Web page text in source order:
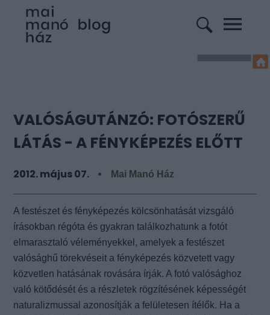
VALÓSÁGUTÁNZÓ: FOTÓSZERŰ
LÁTÁS - A FÉNYKÉPEZÉS ELŐTT
2012. május 07. Mai Manó Ház
A festészet és fényképezés kölcsönhatását vizsgáló
írásokban régóta és gyakran találkozhatunk afotót
elmarasztaló véleményekkel, amelyek a festészet
valósághű törekvéseit a fényképezés közvetettvagy
közvetlen hatásának rovására írják. A fotó valósághoz
való kötődését és a részletek rögzítésének képességét
naturalizmussal azonosítják a felületesen ítélők. Ha a